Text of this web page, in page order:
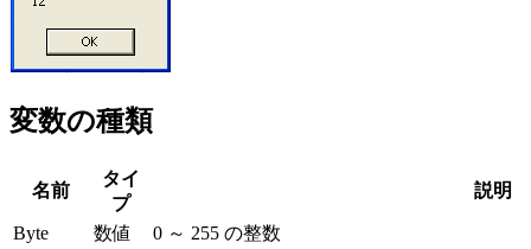
変数の種類
名前
タイ
プ
説明
Byte 数値 0 ～ 255 の整数